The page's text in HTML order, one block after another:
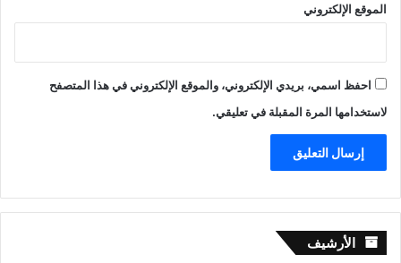
الموقع الإلكتروني
احفظ اسمي، بريدي الإلكتروني، والموقع الإلكتروني في هذا المتصفح
لاستخدامها المرة المقبلة في تعليقي.
الأرشيف الأرشيف